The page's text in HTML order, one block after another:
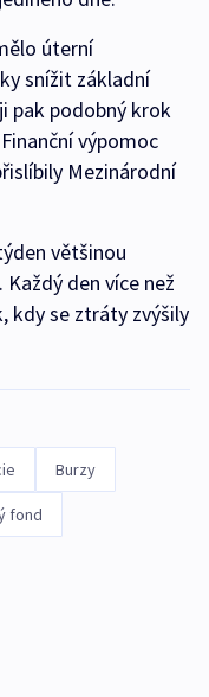
úterní
snížit základní
pak podobný krok
výpomoc
Mezinárodní
většinou
den více než
kdy se ztráty zvýšily
Burzy
fond